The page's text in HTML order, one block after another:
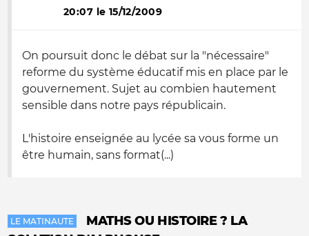
20:07 le 15/12/2009
On poursuit donc le débat sur la "nécessaire"
reforme du système éducatif mis en place par le
gouvernement. Sujet au combien hautement
sensible dans notre pays républicain.
L'histoire enseignée au lycée sa vous forme un
être humain, sans format(...)
LE MATINAUTE
MATHS OU HISTOIRE ? LA